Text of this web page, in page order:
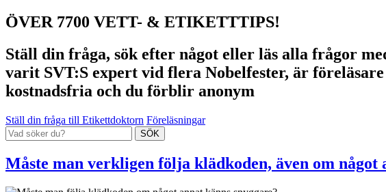
ÖVER 7700 VETT- & ETIKETTTIPS!
Ställ din fråga, sök efter något eller läs alla frågor
varit SVT:S expert vid flera Nobelfester, är
kostnadsfria och du förblir anonym
Ställ din fråga till Etikettdoktorn Föreläsningar
Måste man verkligen följa klädkoden, även om något